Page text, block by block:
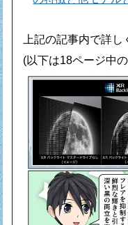
上記の記事内で詳し
(以下は18ページ中